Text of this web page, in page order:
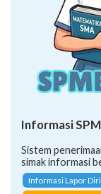
Informasi
Sistem
simak informasi
Informasi Lapor